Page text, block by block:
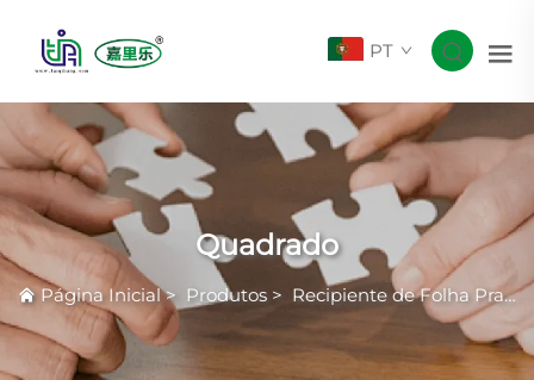
PT
Quadrado
Página Inicial> Produtos > Recipiente de Folha Prateada com Rugas Comuns